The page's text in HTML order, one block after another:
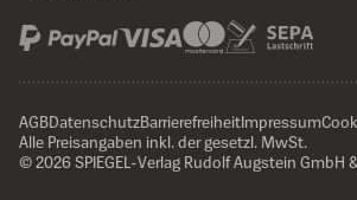
AGBDatenschutzBarrierefreiheitImpressum
Alle Preisangaben inkl. der gesetzl. MwSt.
© 2026 SPIEGEL-Verlag Rudolf Augstein GmbH